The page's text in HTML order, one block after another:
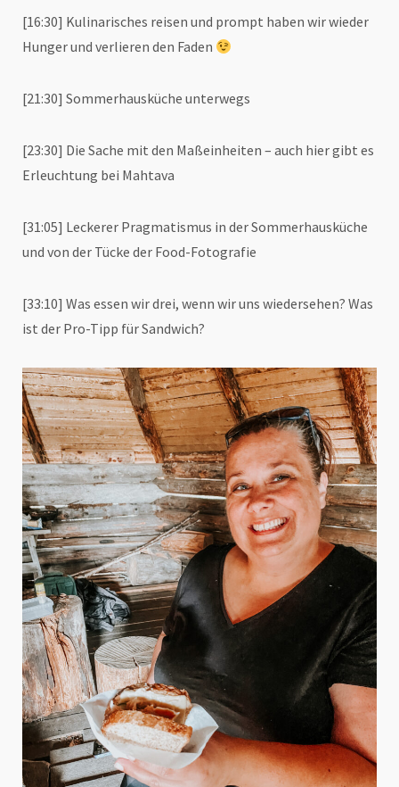
[16:30] Kulinarisches reisen und prompt haben wir wieder
Hunger und verlieren den Faden
[21:30] Sommerhausküche unterwegs
[23:30] Die Sache mit den Maßeinheiten – auch hier gibt es
Erleuchtung bei Mahtava
[31:05] Leckerer Pragmatismus in der Sommerhausküche
und von der Tücke der Food-Fotografie
[33:10] Was essen wir drei, wenn wir uns wiedersehen? Was
ist der Pro-Tipp für Sandwich?